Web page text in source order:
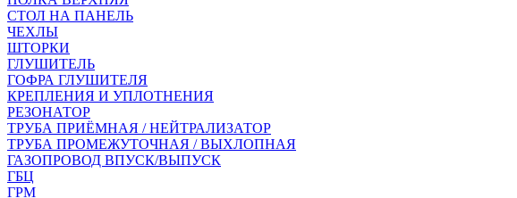
СТОЛ НА ПАНЕЛЬ
ЧЕХЛЫ
ШТОРКИ
ГЛУШИТЕЛЬ
ГОФРА ГЛУШИТЕЛЯ
КРЕПЛЕНИЯ И УПЛОТНЕНИЯ
РЕЗОНАТОР
ТРУБА ПРИЁМНАЯ / НЕЙТРАЛИЗАТОР
ТРУБА ПРОМЕЖУТОЧНАЯ / ВЫХЛОПНАЯ
ГАЗОПРОВОД ВПУСК/ВЫПУСК
ГБЦ
ГРМ